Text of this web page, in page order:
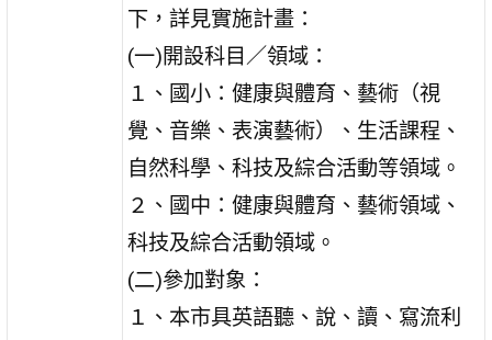
下，詳見實施計畫：
(一)開設科目／領域：
１、國小：健康與體育、藝術（視
覺、音樂、表演藝術）、生活課程、
自然科學、科技及綜合活動等領域。
２、國中：健康與體育、藝術領域、
科技及綜合活動領域。
(二)參加對象：
１、本市具英語聽、說、讀、寫流利